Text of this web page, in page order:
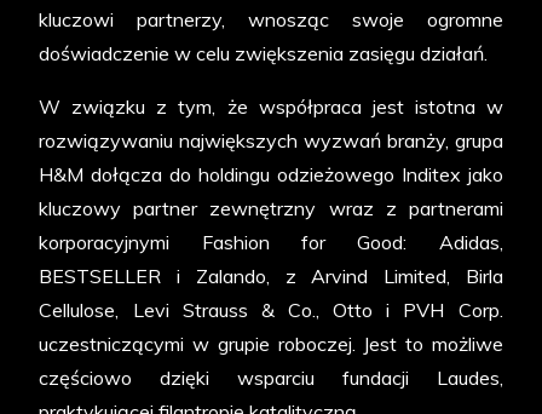
kluczowi partnerzy, wnosząc swoje ogromne
doświadczenie w celu zwiększenia zasięgu działań.
W związku z tym, że współpraca jest istotna w
rozwiązywaniu największych wyzwań branży, grupa
H&M dołącza do holdingu odzieżowego Inditex jako
kluczowy partner zewnętrzny wraz z partnerami
korporacyjnymi Fashion for Good: Adidas,
BESTSELLER i Zalando, z Arvind Limited, Birla
Cellulose, Levi Strauss & Co., Otto i PVH Corp.
uczestniczącymi w grupie roboczej. Jest to możliwe
częściowo dzięki wsparciu fundacji Laudes,